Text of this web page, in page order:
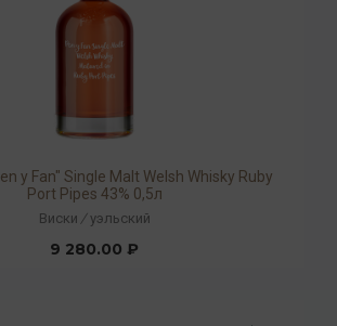
y Fan" Single Malt Welsh Whisky Ruby
Port Pipes 43% 0,5л
Виски / уэльский
9 280.00 ₽